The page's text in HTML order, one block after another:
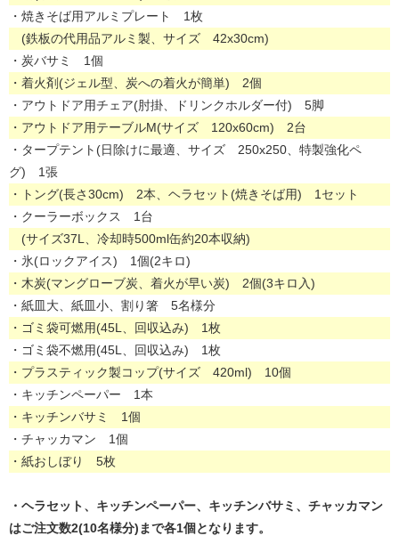
・焼きそば用アルミプレート 1枚
(鉄板の代用品アルミ製、サイズ 42x30cm)
・炭バサミ 1個
・着火剤(ジェル型、炭への着火が簡単) 2個
・アウトドア用チェア(肘掛、ドリンクホルダー付) 5脚
・アウトドア用テーブルM(サイズ 120x60cm) 2台
・タープテント(日除けに最適、サイズ 250x250、特製強化ペ
グ) 1張
・トング(長さ30cm) 2本、ヘラセット(焼きそば用) 1セット
・クーラーボックス 1台
(サイズ37L、冷却時500ml缶約20本収納)
・氷(ロックアイス) 1個(2キロ)
・木炭(マングローブ炭、着火が早い炭) 2個(3キロ入)
・紙皿大、紙皿小、割り箸 5名様分
・ゴミ袋可燃用(45L、回収込み) 1枚
・ゴミ袋不燃用(45L、回収込み) 1枚
・プラスティック製コップ(サイズ 420ml) 10個
・キッチンペーパー 1本
・キッチンバサミ 1個
・チャッカマン 1個
・紙おしぼり 5枚
・ヘラセット、キッチンペーパー、キッチンバサミ、チャッカマン
はご注文数2(10名様分)まで各1個となります。